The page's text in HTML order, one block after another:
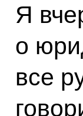
Я
о
все